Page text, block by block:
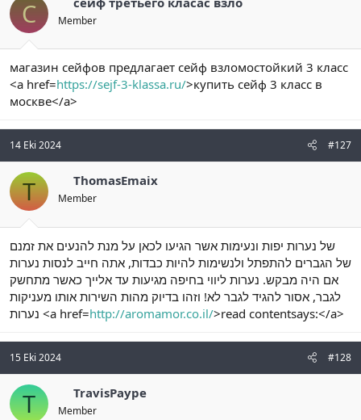
С Member
магазин сейфов предлагает сейф взломостойкий 3 класс
<a href=https://sejf-3-klassa.ru/>купить сейф 3 класс в
москве</a>
14 Eki 2024 #127
T ThomasEmaix
Member
של נערות יפות ונעימות אשר הגיעו לכאן על מנת להנעים את זמנם
של הגברים להתפתל ולנשימות להיות כבדות, אתה חייב לנסות נערות
אם היה מבקש. נערות ליווי בחיפה מגיעות עד אלייך כאשר מתחשק
לגבר, אסור להגיד לגבר לא! וזהו בדיוק מהות השירות אותו מעניקות
נערות <a href=http://aromamor.co.il/>read contentsays:</a>
15 Eki 2024 #128
T TravisPaype
Member